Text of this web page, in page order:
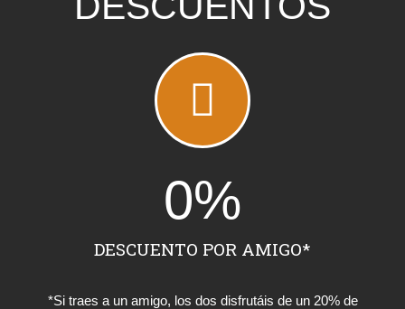
DESCUENTO POR AMIGO*
0%
*Si traes a un amigo, los dos disfrutáis de un 20% de